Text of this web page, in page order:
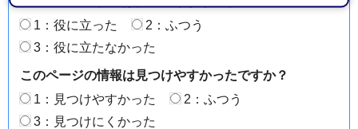
1：役に立った
2：ふつう
3：役に立たなかった
このページの情報は見つけやすかったですか？
1：見つけやすかった
2：ふつう
3：見つけにくかった